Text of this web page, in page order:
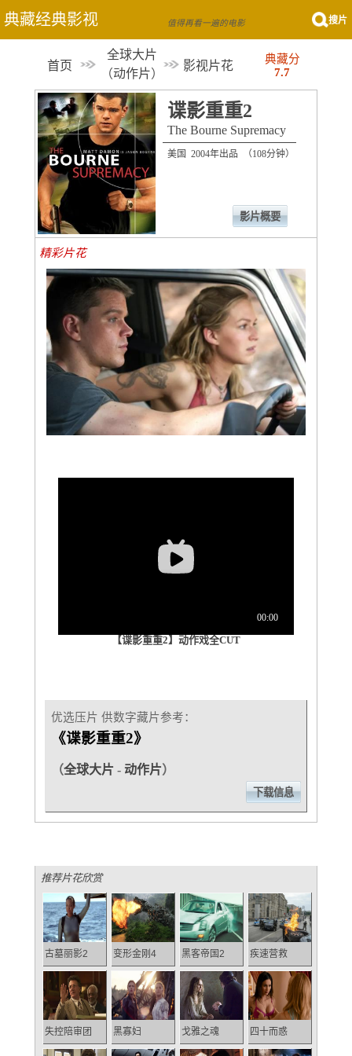
典藏经典影视 值得再看一遍的电影 搜片
首页
全球大片
（动作片）
影视片花
典藏分
7.7
谍影重重2
The Bourne Supremacy
美国 2004年出品 （108分钟）
影片概要
精彩片花
【谍影重重2】动作戏全CUT
优选压片 供数字藏片参考：
《谍影重重2》
（全球大片 - 动作片）
下载信息
推荐片花欣赏
古墓丽影2 变形金刚4 黑客帝国2 疾速营救
失控陪审团 黑寡妇 戈雅之魂 四十而惑